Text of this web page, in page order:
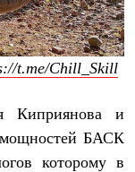
t.me/Chill_Skill
Киприянова и
мощностей БАСК
которому в